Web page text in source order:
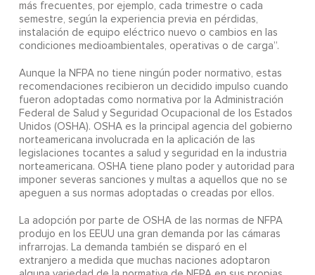
más frecuentes, por ejemplo, cada trimestre o cada
semestre, según la experiencia previa en pérdidas,
instalación de equipo eléctrico nuevo o cambios en las
condiciones medioambientales, operativas o de carga”.
Aunque la NFPA no tiene ningún poder normativo, estas
recomendaciones recibieron un decidido impulso cuando
fueron adoptadas como normativa por la Administración
Federal de Salud y Seguridad Ocupacional de los Estados
Unidos (OSHA). OSHA es la principal agencia del gobierno
norteamericana involucrada en la aplicación de las
legislaciones tocantes a salud y seguridad en la industria
norteamericana. OSHA tiene plano poder y autoridad para
imponer severas sanciones y multas a aquellos que no se
apeguen a sus normas adoptadas o creadas por ellos.
La adopción por parte de OSHA de las normas de NFPA
produjo en los EEUU una gran demanda por las cámaras
infrarrojas. La demanda también se disparó en el
extranjero a medida que muchas naciones adoptaron